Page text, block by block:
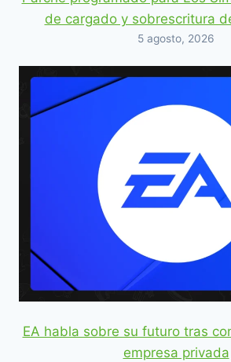
de cargado y sobrescritura
5 agosto, 2026
EA habla sobre su futuro tras
empresa privada